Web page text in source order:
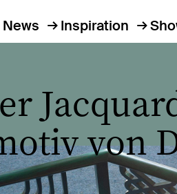
News Inspiration
von